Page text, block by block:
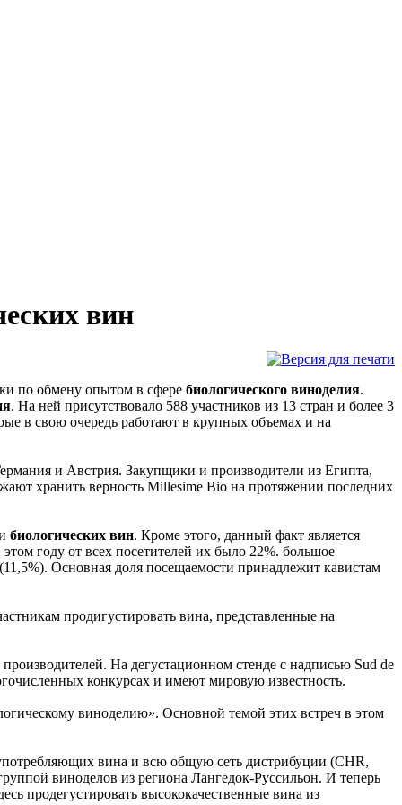
вин
по обмену опытом в сфере биологического виноделия.
. На ней присутствовало 588 участников из 13 стран и более 3
в свою очередь работают в крупных объемах и на
и Австрия. Закупщики и производители из Египта,
хранить верность Millesime Bio на протяжении последних
биологических вин. Кроме этого, данный факт является
году от всех посетителей их было 22%. большое
Основная доля посещаемости принадлежит кавистам
продигустировать вина, представленные на
На дегустационном стенде с надписью Sud de
конкурсах и имеют мировую известность.
виноделию». Основной темой этих встреч в этом
вина и всю общую сеть дистрибуции (CHR,
виноделов из региона Лангедок-Руссильон. И теперь
продегустировать высококачественные вина из